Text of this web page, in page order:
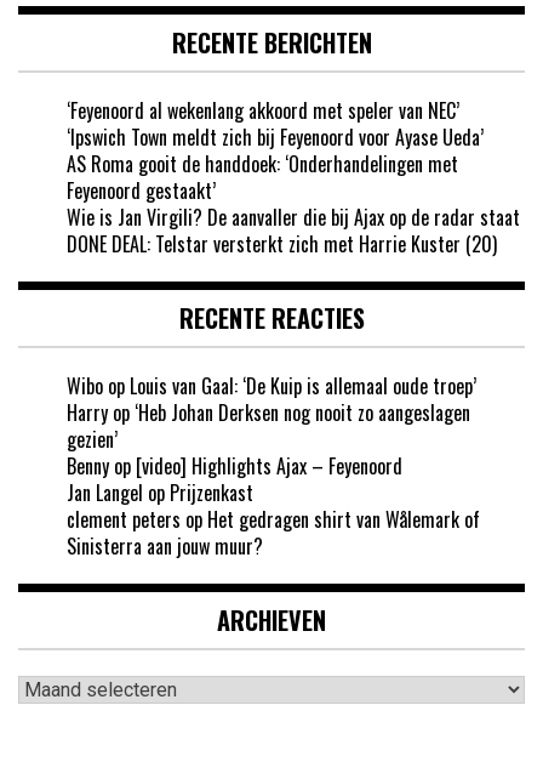
RECENTE BERICHTEN
‘Feyenoord al wekenlang akkoord met speler van NEC’
‘Ipswich Town meldt zich bij Feyenoord voor Ayase Ueda’
AS Roma gooit de handdoek: ‘Onderhandelingen met
Feyenoord gestaakt’
Wie is Jan Virgili? De aanvaller die bij Ajax op de radar staat
DONE DEAL: Telstar versterkt zich met Harrie Kuster (20)
RECENTE REACTIES
Wibo op Louis van Gaal: ‘De Kuip is allemaal oude troep’
Harry op ‘Heb Johan Derksen nog nooit zo aangeslagen
gezien’
Benny op [video] Highlights Ajax – Feyenoord
Jan Langel op Prijzenkast
clement peters op Het gedragen shirt van Wålemark of
Sinisterra aan jouw muur?
ARCHIEVEN
Archieven